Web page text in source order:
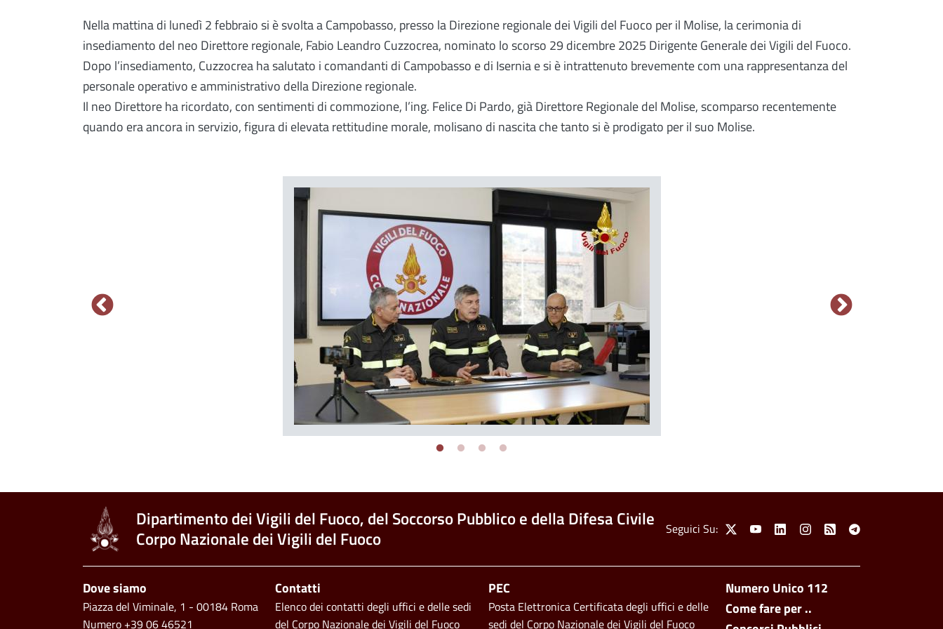
Nella mattina di lunedì 2 febbraio si è svolta a Campobasso, presso la Direzione regionale dei Vigili del Fuoco per il Molise, la cerimonia di
insediamento del neo Direttore regionale, Fabio Leandro Cuzzocrea, nominato lo scorso 29 dicembre 2025 Dirigente Generale dei Vigili del Fuoco.
Dopo l’insediamento, Cuzzocrea ha salutato i comandanti di Campobasso e di Isernia e si è intrattenuto brevemente com una rappresentanza del
personale operativo e amministrativo della Direzione regionale.
Il neo Direttore ha ricordato, con sentimenti di commozione, l’ing. Felice Di Pardo, già Direttore Regionale del Molise, scomparso recentemente
quando era ancora in servizio, figura di elevata rettitudine morale, molisano di nascita che tanto si è prodigato per il suo Molise.
Dipartimento dei Vigili del Fuoco, del Soccorso Pubblico e della Difesa Civile
Corpo Nazionale dei Vigili del Fuoco
Social Menu
Seguici Su: X YoutubeLinkedinInstagram
Feed Telegram
Footer side
Numero Unico 112
Come fare per ..
Piè di pagina
Dove siamo
Piazza del Viminale, 1 - 00184 Roma
Numero +39 06 46521
Contatti
Elenco dei contatti degli uffici e delle sedi
del Corpo Nazionale dei Vigili del Fuoco
PEC
Posta Elettronica Certificata degli uffici e delle
sedi del Corpo Nazionale dei Vigili del Fuoco